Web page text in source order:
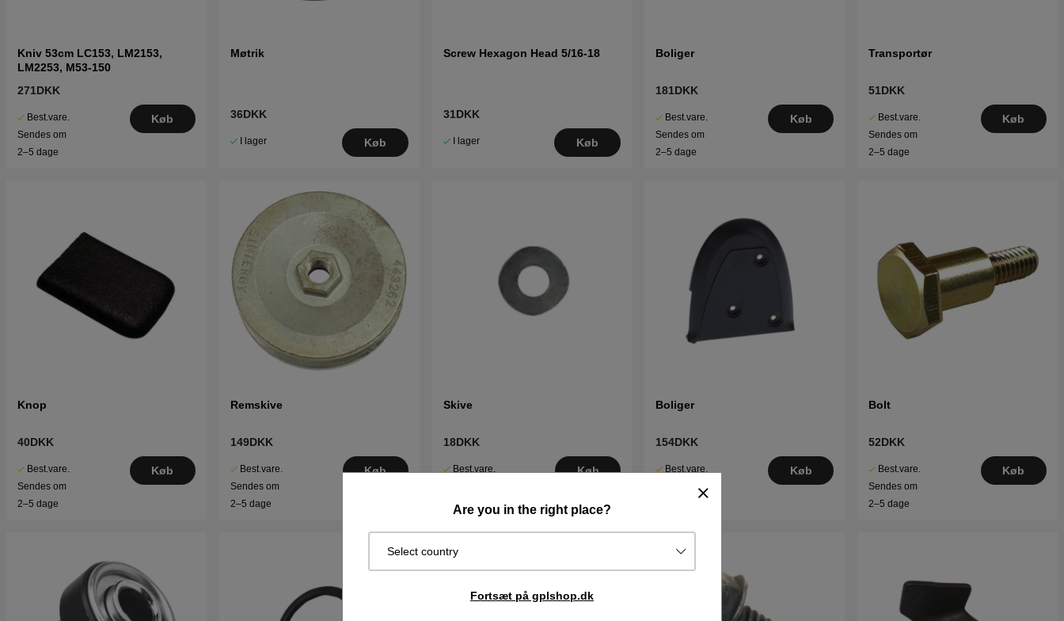
Are you in the right place?
Select country
Fortsæt på gplshop.dk
Kniv 53cm LC153, LM2153,
LM2253, M53-150
271DKK
Best.vare.
Sendes om
2–5 dage
Køb
Møtrik
36DKK
I lager Køb
Screw Hexagon Head 5/16-18
31DKK
I lager Køb
Boliger
181DKK
Best.vare.
Sendes om
2–5 dage
Køb
Transportør
51DKK
Best.vare.
Sendes om
2–5 dage
Køb
Knop
40DKK
Best.vare.
Sendes om
2–5 dage
Køb
Remskive
149DKK
Best.vare.
Sendes om
2–5 dage
Køb
Skive
18DKK
Best.vare.
2–5 dage
Køb
Boliger
154DKK
Best.vare.
Sendes om
Køb
Bolt
52DKK
Best.vare.
Sendes om
2–5 dage
Køb